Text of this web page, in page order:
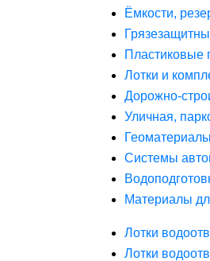
Ёмкости,
Пластиковые
Лотки и
Дорожно-
Уличная,
Геоматериалы
Системы
Материалы
Лотки
Лотки